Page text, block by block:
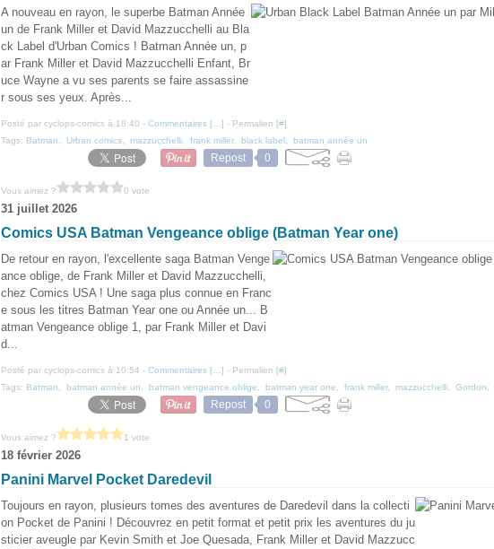
A nouveau en rayon, le superbe Batman Année
un de Frank Miller et David Mazzucchelli au Bla
ck Label d'Urban Comics ! Batman Année un, p
ar Frank Miller et David Mazzucchelli Enfant, Br
uce Wayne a vu ses parents se faire assassine
r sous ses yeux. Après...
Posté par cyclops-comics à 18:40 - Commentaires [ ] - Permalien [#]
Tags: Batman Urban comics mazzucchelli frank miller, black label batman année un
Repost 0
Vous aimez ? 0 vote
31 juillet 2026
Comics USA Batman Vengeance oblige (Batman Year one)
De retour en rayon, l'excellente saga Batman Venge
ance oblige, de Frank Miller et David Mazzucchelli,
chez Comics USA ! Une saga plus connue en Franc
e sous les titres Batman Year one ou Année un... B
atman Vengeance oblige 1, par Frank Miller et Davi
d...
Posté par cyclops-comics à 10:54 - Commentaires [ ] - Permalien [#]
Tags: Batman batman année un batman vengeance oblige batman year one frank miller, mazzucchelli Gordon
Repost 0
Vous aimez ? 1 vote
18 février 2026
Panini Marvel Pocket Daredevil
Toujours en rayon, plusieurs tomes des aventures de Daredevil dans la collecti
on Pocket de Panini ! Découvrez en petit format et petit prix les aventures du ju
sticier aveugle par Kevin Smith et Joe Quesada, Frank Miller et David Mazzucc